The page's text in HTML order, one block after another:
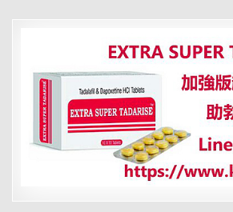
商
沒
有
博
愛
座
喔